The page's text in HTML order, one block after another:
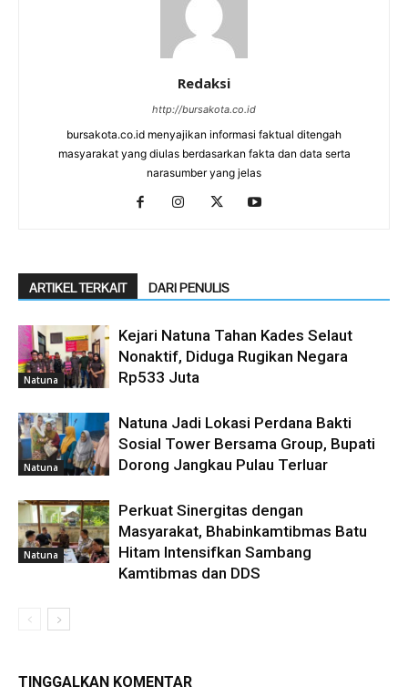
Redaksi
http://bursakota.co.id
bursakota.co.id menyajikan informasi faktual ditengah
masyarakat yang diulas berdasarkan fakta dan data serta
narasumber yang jelas
ARTIKEL TERKAIT DARI PENULIS
Natuna
Kejari Natuna Tahan Kades Selaut
Nonaktif, Diduga Rugikan Negara
Rp533 Juta
Natuna
Natuna Jadi Lokasi Perdana Bakti
Sosial Tower Bersama Group, Bupati
Dorong Jangkau Pulau Terluar
Natuna
Perkuat Sinergitas dengan
Masyarakat, Bhabinkamtibmas Batu
Hitam Intensifkan Sambang
Kamtibmas dan DDS
TINGGALKAN KOMENTAR